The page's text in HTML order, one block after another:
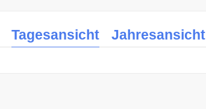
Tagesansicht Jahresansicht